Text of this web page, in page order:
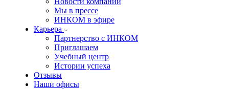
Мы в прессе
ИНКОМ в эфире
Карьера
Партнерство с ИНКОМ
Приглашаем
Учебный центр
Истории успеха
Отзывы
Наши офисы